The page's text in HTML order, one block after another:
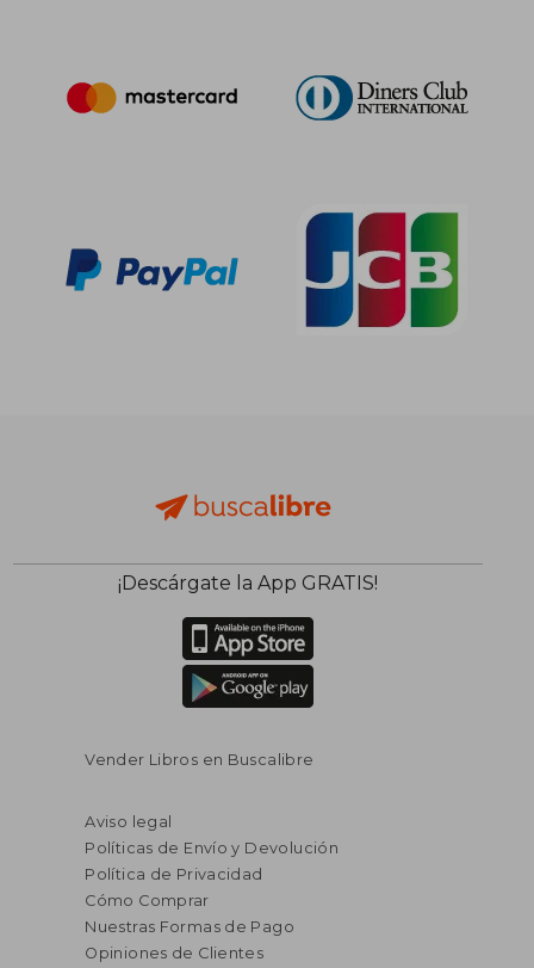
¡Descárgate la App GRATIS!
Vender Libros en Buscalibre
Aviso legal
Políticas de Envío y Devolución
Política de Privacidad
Cómo Comprar
Nuestras Formas de Pago
Opiniones de Clientes